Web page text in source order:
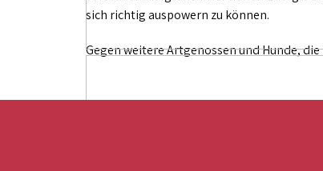
sich richtig auspowern zu können.
Gegen weitere Artgenossen und Hunde,